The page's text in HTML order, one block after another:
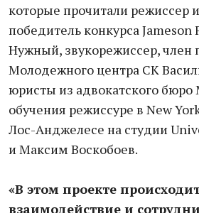
которые прочитали режиссер
победитель конкурса
Нужный, звукорежиссер, член
Молодежного центра СК
юристы из адвокатского бюро
обучения режиссуре в New
Лос-Анджелесе на студии
и Максим Воскобоев.
«В этом проекте
взаимодействие и